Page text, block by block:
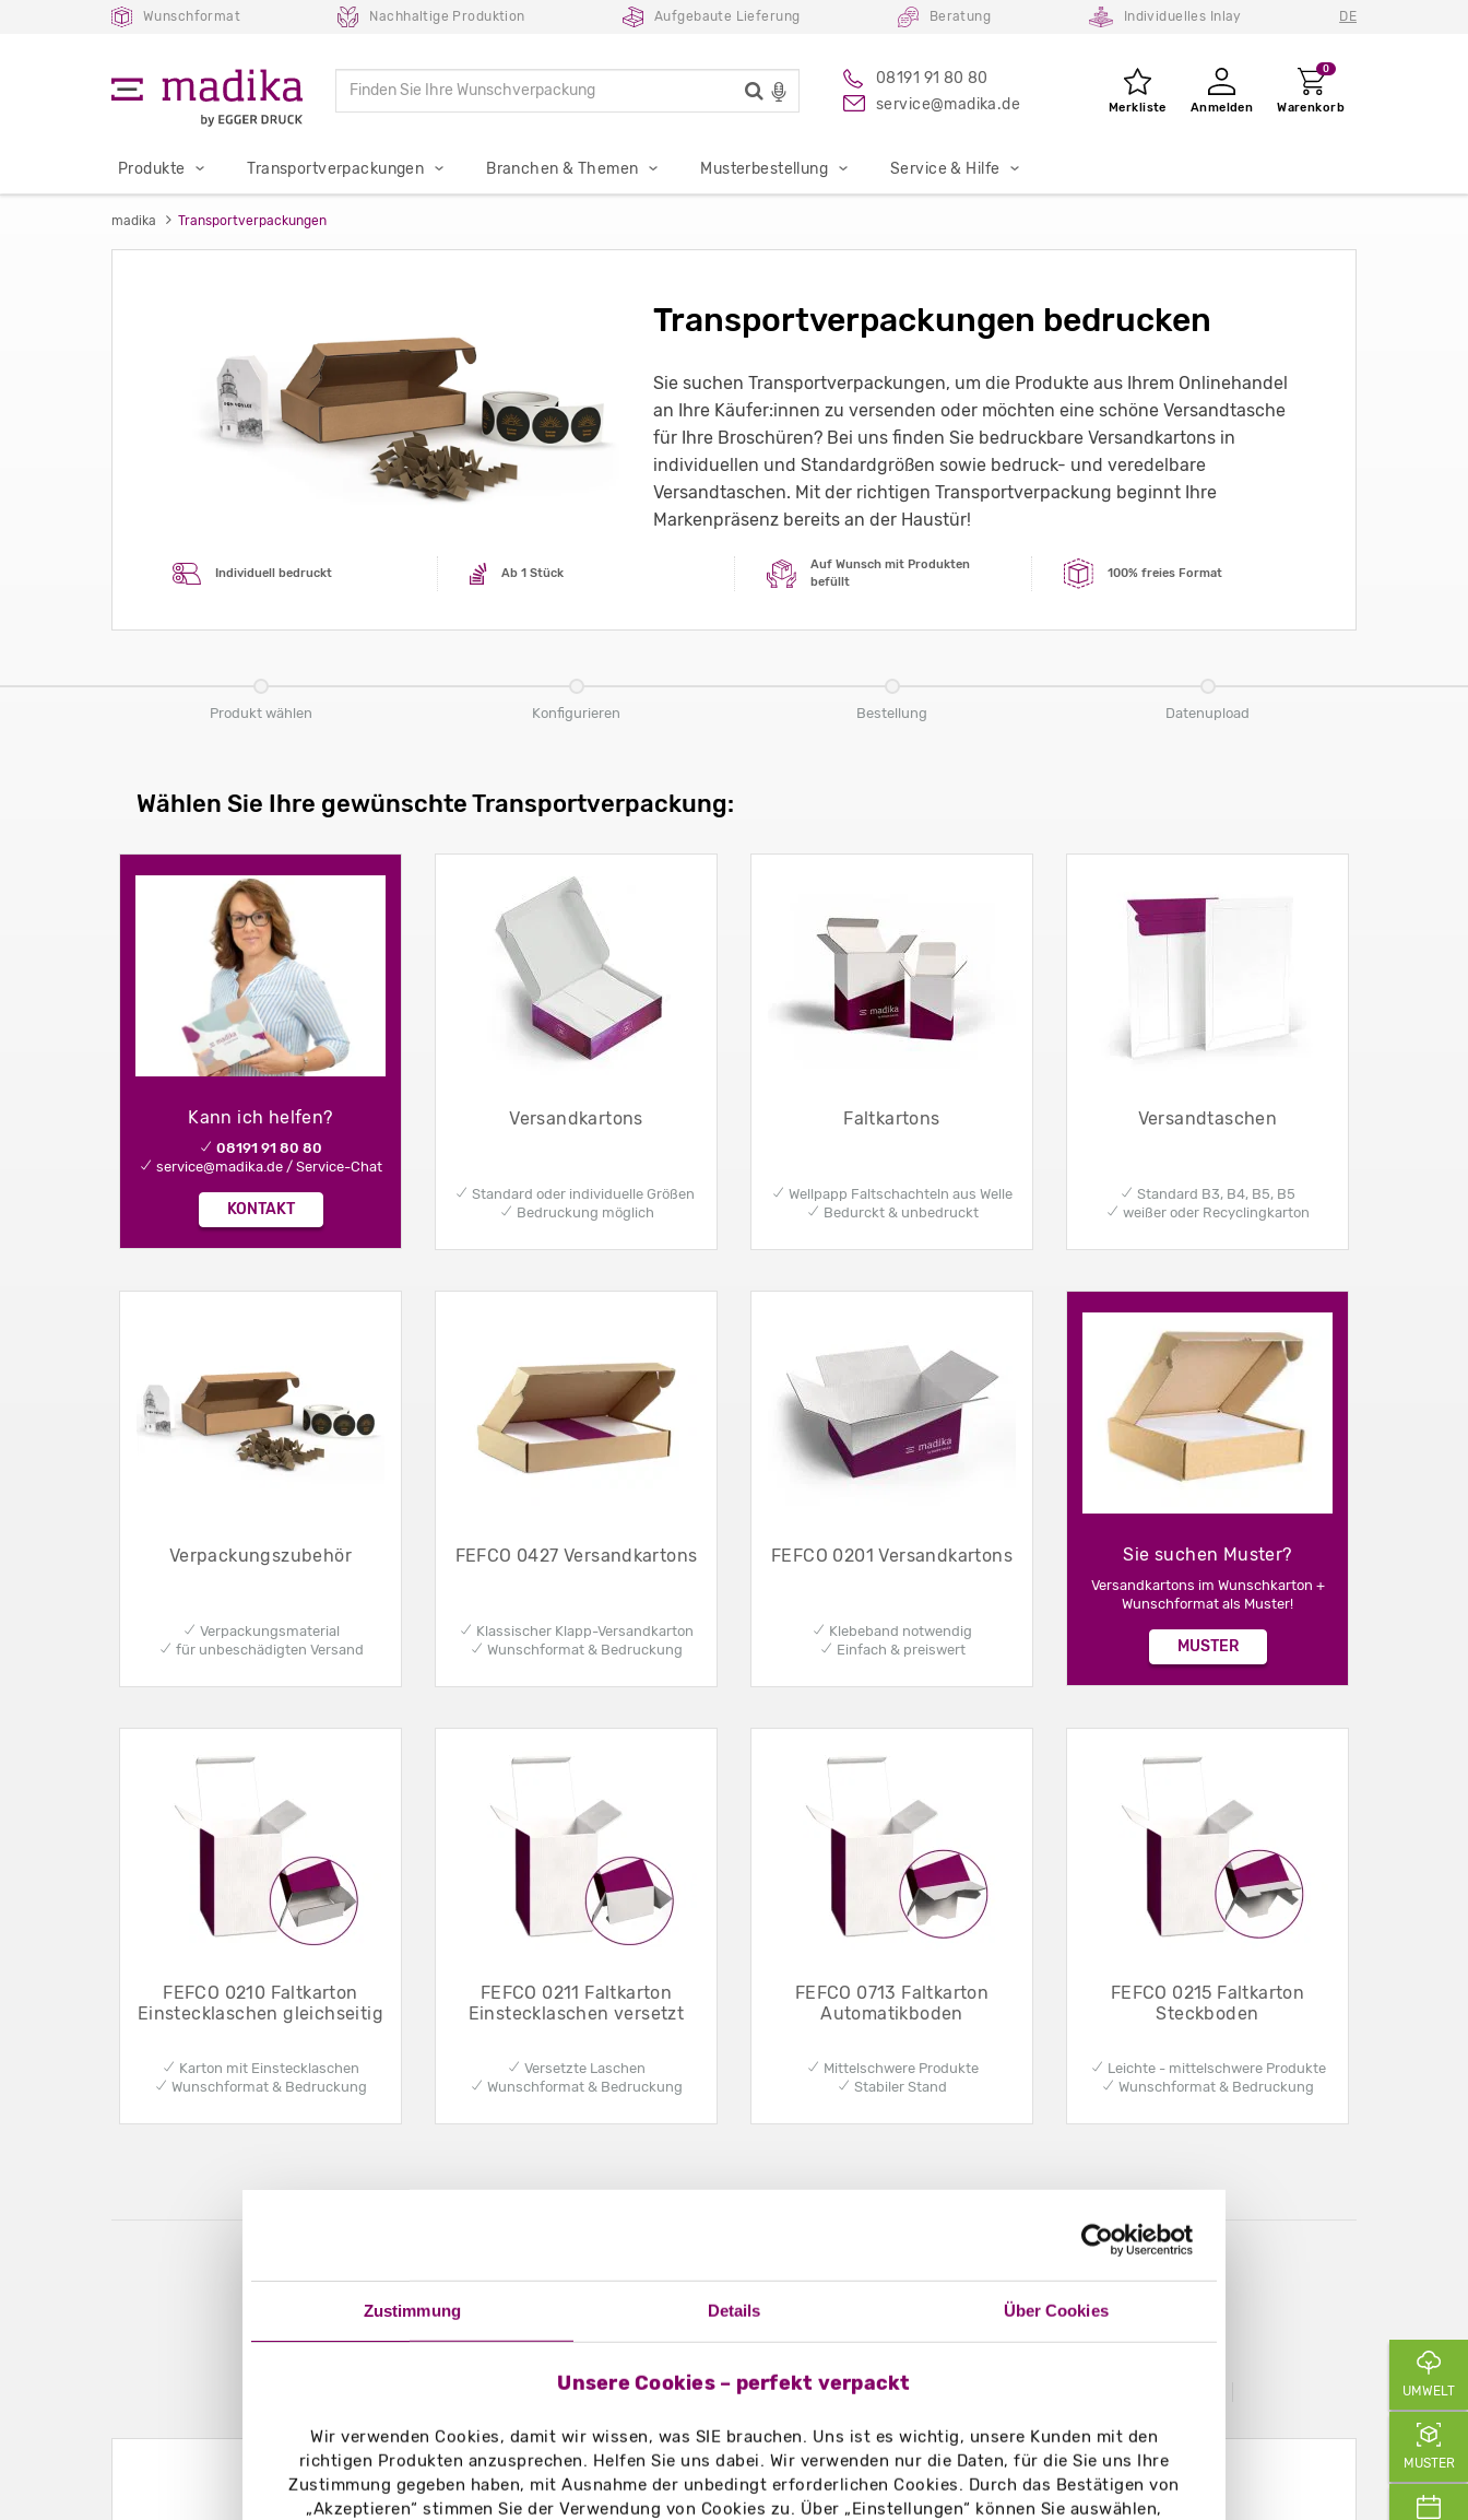
Zustimmung Details Über Cookies
Unsere Cookies – perfekt verpackt
Wir verwenden Cookies, damit wir wissen, was SIE brauchen. Uns ist es wichtig, unsere Kunden mit den
richtigen Produkten anzusprechen. Helfen Sie uns dabei. Wir verwenden nur die Daten, für die Sie uns Ihre
Zustimmung gegeben haben, mit Ausnahme der unbedingt erforderlichen Cookies. Durch das Bestätigen von
„Akzeptieren“ stimmen Sie der Verwendung von Cookies zu. Über „Einstellungen“ können Sie auswählen,
Wunschformat Nachhaltige Produktion Aufgebaute Lieferung Beratung Individuelles Inlay DE
08191 91 80 80
service@madika.de
Merkliste Anmelden
0
Warenkorb
Produkte Transportverpackungen Branchen & Themen Musterbestellung Service & Hilfe
madika Transportverpackungen
Transportverpackungen bedrucken
Sie suchen Transportverpackungen, um die Produkte aus Ihrem Onlinehandel
an Ihre Käufer:innen zu versenden oder möchten eine schöne Versandtasche
für Ihre Broschüren? Bei uns finden Sie bedruckbare Versandkartons in
individuellen und Standardgrößen sowie bedruck- und veredelbare
Versandtaschen. Mit der richtigen Transportverpackung beginnt Ihre
Markenpräsenz bereits an der Haustür!
Individuell bedruckt Ab 1 Stück
Auf Wunsch mit Produkten
befüllt
100% freies Format
Produkt wählen Konfigurieren Bestellung Datenupload
Wählen Sie Ihre gewünschte Transportverpackung:
Kann ich helfen?
✔ 08191 91 80 80
✔ service@madika.de / Service-Chat
KONTAKT
Versandkartons
✔ Standard oder individuelle Größen
✔ Bedruckung möglich
Faltkartons
✔ Wellpapp Faltschachteln aus Welle
✔ Bedurckt & unbedruckt
Versandtaschen
✔ Standard B3, B4, B5, B5
✔ weißer oder Recyclingkarton
Verpackungszubehör
✔ Verpackungsmaterial
✔ für unbeschädigten Versand
FEFCO 0427 Versandkartons
✔ Klassischer Klapp-Versandkarton
✔ Wunschformat & Bedruckung
FEFCO 0201 Versandkartons
✔ Klebeband notwendig
✔ Einfach & preiswert
Sie suchen Muster?
Versandkartons im Wunschkarton +
Wunschformat als Muster!
MUSTER
FEFCO 0210 Faltkarton
Einstecklaschen gleichseitig
✔ Karton mit Einstecklaschen
✔ Wunschformat & Bedruckung
FEFCO 0211 Faltkarton
Einstecklaschen versetzt
✔ Versetzte Laschen
✔ Wunschformat & Bedruckung
FEFCO 0713 Faltkarton
Automatikboden
✔ Mittelschwere Produkte
✔ Stabiler Stand
FEFCO 0215 Faltkarton
Steckboden
✔ Leichte - mittelschwere Produkte
✔ Wunschformat & Bedruckung
Informationen zu Transportverpackungen bedrucken
Auswahl Kontakt Bedruckte Transportverpackungen UMWELT
MUSTER